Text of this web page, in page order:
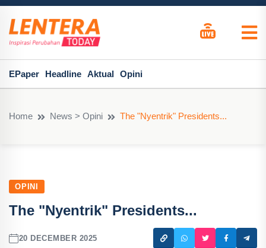
EPaper Headline Aktual Opini
Home News > Opini The "Nyentrik" Presidents...
OPINI
The "Nyentrik" Presidents...
20 DECEMBER 2025